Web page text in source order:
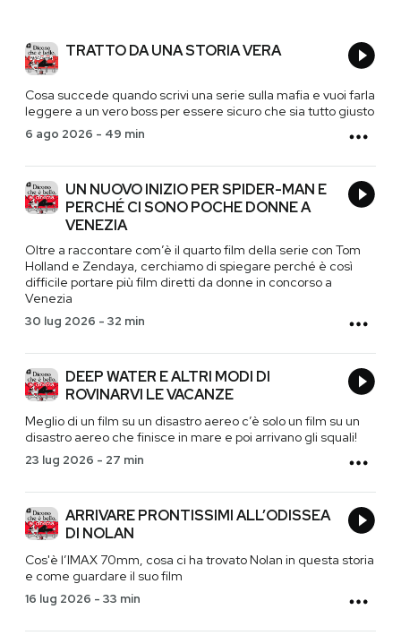
TRATTO DA UNA STORIA VERA
Cosa succede quando scrivi una serie sulla mafia e vuoi farla
leggere a un vero boss per essere sicuro che sia tutto giusto
6 ago 2026 - 49 min
UN NUOVO INIZIO PER SPIDER-MAN E
PERCHÉ CI SONO POCHE DONNE A
VENEZIA
Oltre a raccontare com’è il quarto film della serie con Tom
Holland e Zendaya, cerchiamo di spiegare perché è così
difficile portare più film diretti da donne in concorso a
Venezia
30 lug 2026 - 32 min
DEEP WATER E ALTRI MODI DI
ROVINARVI LE VACANZE
Meglio di un film su un disastro aereo c’è solo un film su un
disastro aereo che finisce in mare e poi arrivano gli squali!
23 lug 2026 - 27 min
ARRIVARE PRONTISSIMI ALL’ODISSEA
DI NOLAN
Cos'è l’IMAX 70mm, cosa ci ha trovato Nolan in questa storia
e come guardare il suo film
16 lug 2026 - 33 min